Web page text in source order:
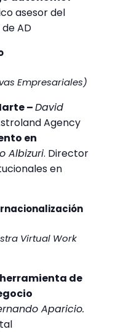
asesor del
AD
Empresariales)
–David
Agency
en
Albizuri. Director
en
Virtual Work
de
Aparicio.